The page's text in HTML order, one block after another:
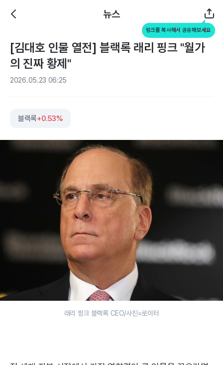
뉴스
링크를 복사해서 공유해보세요
[김대호 인물 열전] 블랙록 래리 핑크 "월가
의 진짜 황제"
2026.05.23 06:25
블랙록+0.53%
래리 핑크 블랙록 CEO/사진=로이터